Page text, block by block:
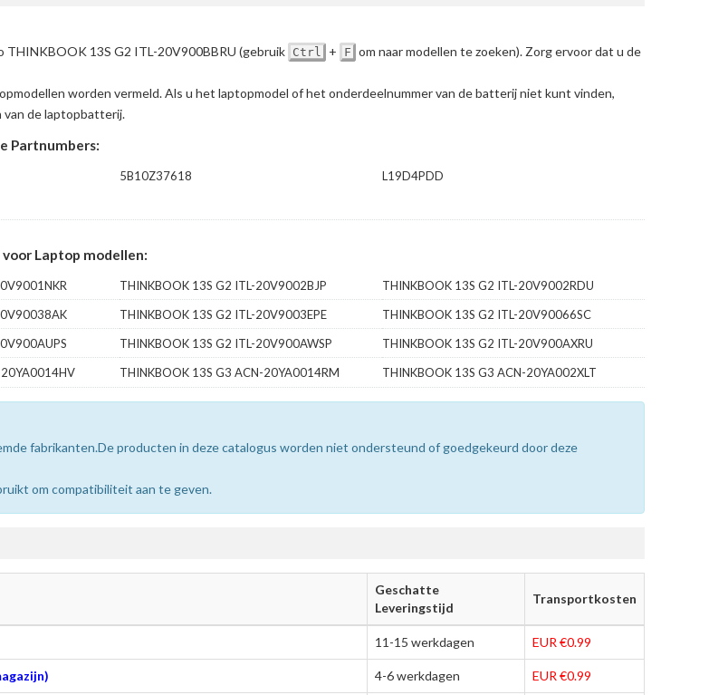
THINKBOOK 13S G2 ITL-20V900BBRU (gebruik Ctrl + F om naar modellen te zoeken). Zorg ervoor dat u de
worden vermeld. Als u het laptopmodel of het onderdeelnummer van de batterij niet kunt vinden,
van de laptopbatterij.
Partnumbers:
5B10Z37618
L19D4PDD
voor Laptop modellen:
THINKBOOK 13S G2 ITL-20V9002BJP
THINKBOOK 13S G2 ITL-20V9002RDU
THINKBOOK 13S G2 ITL-20V9003EPE
THINKBOOK 13S G2 ITL-20V90066SC
THINKBOOK 13S G2 ITL-20V900AWSP
THINKBOOK 13S G2 ITL-20V900AXRU
THINKBOOK 13S G3 ACN-20YA0014RM THINKBOOK 13S G3 ACN-20YA002XLT
fabrikanten.De producten in deze catalogus worden niet ondersteund of goedgekeurd door deze
om compatibiliteit aan te geven.
Geschatte
Leveringstijd
Transportkosten
11-15 werkdagen EUR €0.99
4-6 werkdagen EUR €0.99